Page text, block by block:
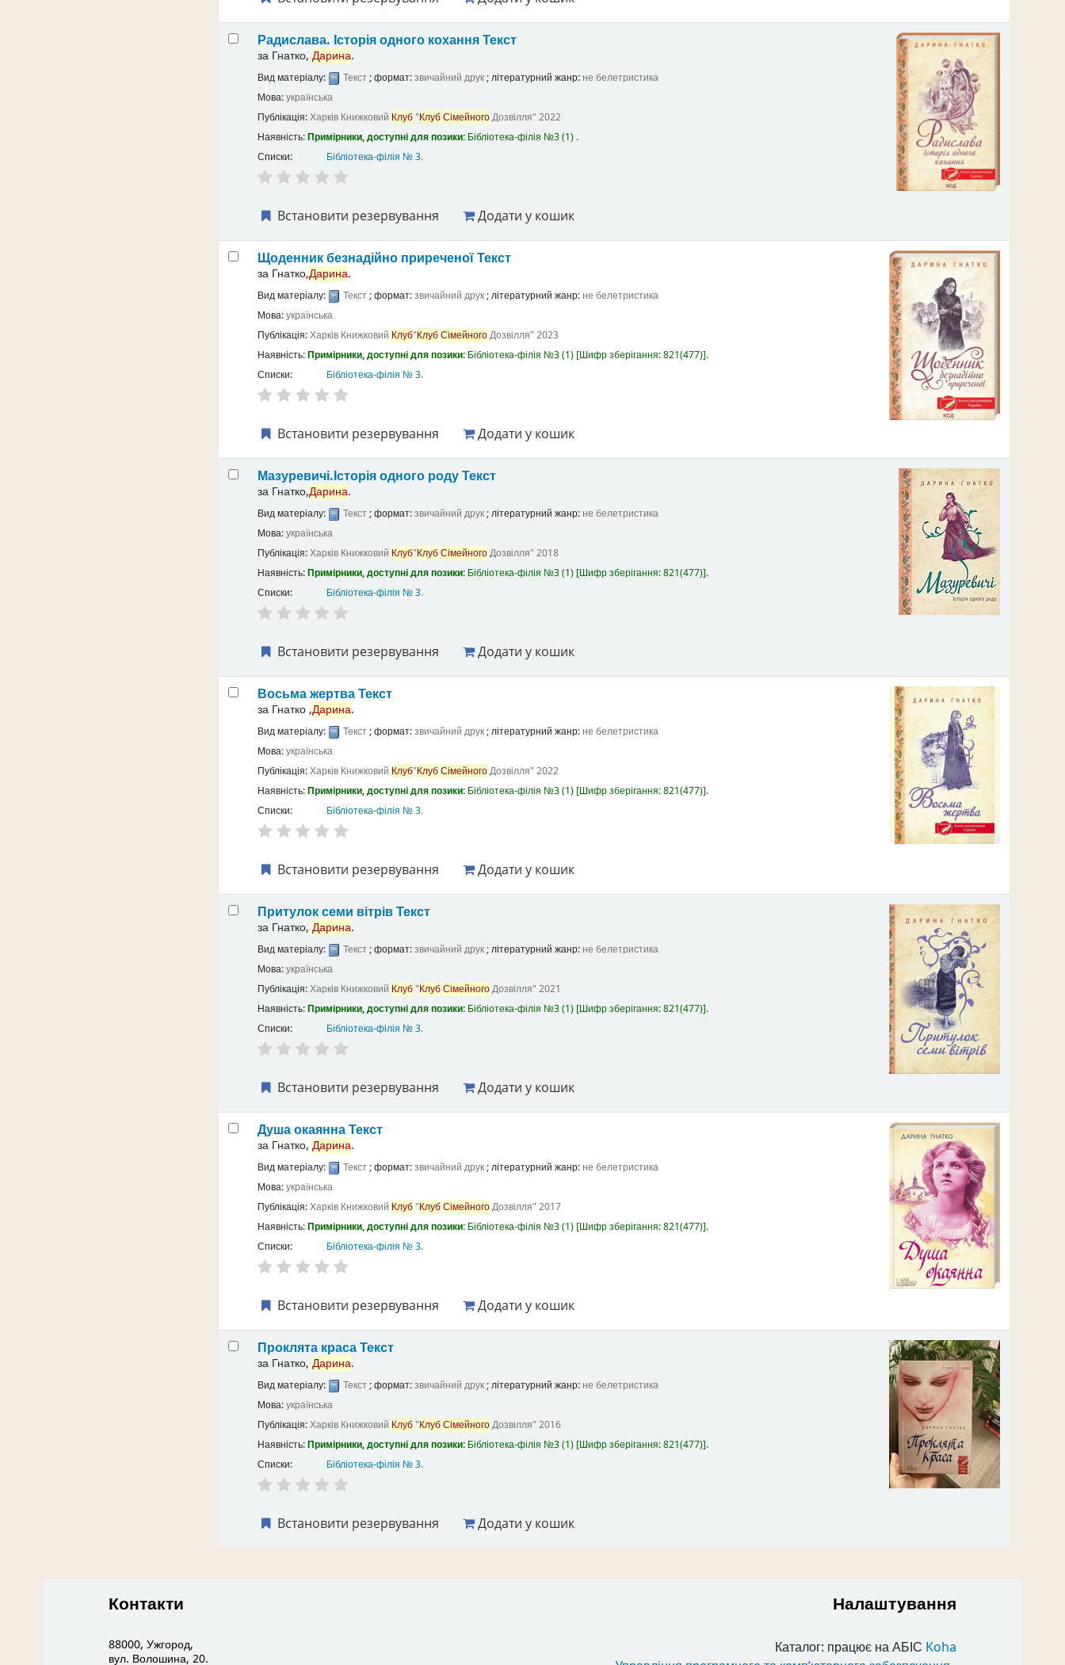
Радислава. Історія одного коханняТекст
за Гнатко, Дарина.
Вид матеріалу: Текст; формат:звичайний друк; літературний жанр: не белетристика
Мова:українська
Публікація:Харків Книжковий Клуб"КлубСімейногоДозвілля" 2022
Наявність:Примірники, доступні для позики: Бібліотека-філія №3(1) .
Списки:
Бібліотека-філія № 3.
Встановити резервування Додати у кошик
Щоденник безнадійно приреченоїТекст
за Гнатко,Дарина.
Вид матеріалу: Текст; формат:звичайний друк; літературний жанр:не белетристика
Мова:українська
Публікація:Харків Книжковий Клуб"КлубСімейногоДозвілля" 2023
Наявність:Примірники, доступні для позики: Бібліотека-філія №3(1) Шифр зберігання:821(477) .
Списки:
Бібліотека-філія № 3.
Встановити резервування Додати у кошик
Мазуревичі.Історія одного родуТекст
за Гнатко,Дарина.
Вид матеріалу: Текст; формат:звичайний друк; літературний жанр: не белетристика
Мова:українська
Публікація:Харків Книжковий Клуб"КлубСімейногоДозвілля" 2018
Наявність:Примірники, доступні для позики: Бібліотека-філія №3(1) Шифр зберігання:821(477) .
Списки:
Бібліотека-філія № 3.
Встановити резервування Додати у кошик
Восьма жертваТекст
за Гнатко ,Дарина.
Вид матеріалу: Текст; формат:звичайний друк; літературний жанр:не белетристика
Мова:українська
Публікація:Харків Книжковий Клуб"КлубСімейногоДозвілля" 2022
Наявність:Примірники, доступні для позики: Бібліотека-філія №3(1) Шифр зберігання:821(477) .
Списки:
Бібліотека-філія № 3.
Встановити резервування Додати у кошик
Притулок семи вітрівТекст
за Гнатко, Дарина.
Вид матеріалу: Текст; формат:звичайний друк; літературний жанр: не белетристика
Мова:українська
Публікація:Харків Книжковий Клуб"КлубСімейногоДозвілля" 2021
Наявність:Примірники, доступні для позики: Бібліотека-філія №3(1) Шифр зберігання:821(477) .
Списки:
Бібліотека-філія № 3.
Встановити резервування Додати у кошик
Душа окаяннаТекст
за Гнатко, Дарина.
Вид матеріалу: Текст; формат:звичайний друк; літературний жанр:не белетристика
Мова:українська
Публікація:Харків Книжковий Клуб"КлубСімейногоДозвілля" 2017
Наявність:Примірники, доступні для позики: Бібліотека-філія №3(1) Шифр зберігання:821(477) .
Списки:
Бібліотека-філія № 3.
Встановити резервування Додати у кошик
Проклята красаТекст
за Гнатко, Дарина.
Вид матеріалу: Текст; формат:звичайний друк; літературний жанр: не белетристика
Мова:українська
Публікація:Харків Книжковий Клуб"КлубСімейногоДозвілля" 2016
Наявність:Примірники, доступні для позики: Бібліотека-філія №3(1) Шифр зберігання:821(477) .
Списки:
Бібліотека-філія № 3.
Встановити резервування Додати у кошик
Контакти
88000, Ужгород,
вул. Волошина, 20.
Налаштування
Каталог: працює на АБІС Koha